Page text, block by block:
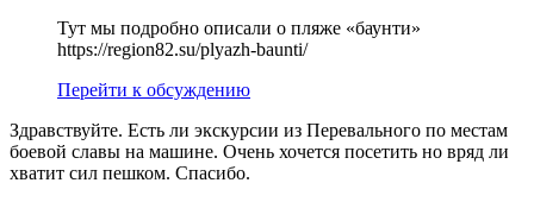
Тут мы подробно описали о пляже «баунти»
https://region82.su/plyazh-baunti/
Перейти к обсуждению
Здравствуйте. Есть ли экскурсии из Перевального по местам
боевой славы на машине. Очень хочется посетить но вряд ли
хватит сил пешком. Спасибо.